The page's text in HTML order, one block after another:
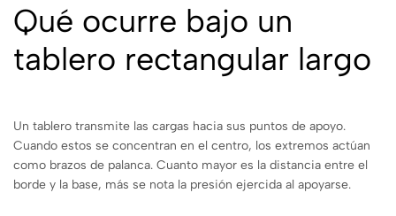
Qué ocurre bajo un
tablero rectangular largo
Un tablero transmite las cargas hacia sus puntos de apoyo.
Cuando estos se concentran en el centro, los extremos actúan
como brazos de palanca. Cuanto mayor es la distancia entre el
borde y la base, más se nota la presión ejercida al apoyarse.